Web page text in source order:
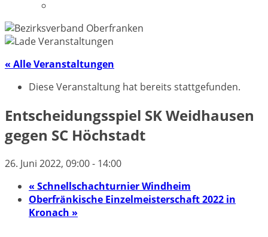
« Alle Veranstaltungen
Diese Veranstaltung hat bereits stattgefunden.
Entscheidungsspiel SK Weidhausen
gegen SC Höchstadt
26. Juni 2022, 09:00- 14:00
« Schnellschachturnier Windheim
Oberfränkische Einzelmeisterschaft 2022 in
Kronach »